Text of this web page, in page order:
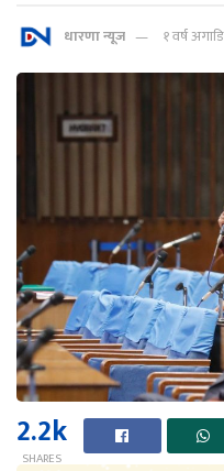
धारणा न्यूज १ वर्ष अगाडि
2.2k
SHARES